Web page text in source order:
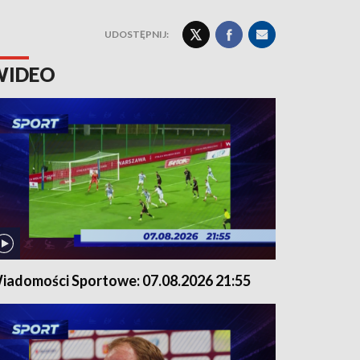
UDOSTĘPNIJ:
Sportowe: 07.08.2026 21:55